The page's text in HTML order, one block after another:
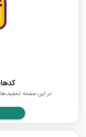
در این صفحه